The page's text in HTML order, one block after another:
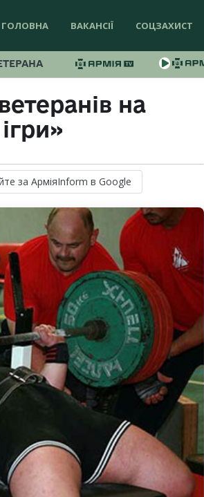
ГОЛОВНА ВАКАНСІЇ СОЦЗАХИСТ
на
за АрміяInform в Google